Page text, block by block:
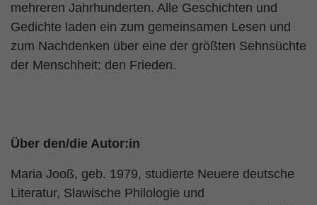
mehreren Jahrhunderten. Alle Geschichten und
Gedichte laden ein zum gemeinsamen Lesen und
zum Nachdenken über eine der größten Sehnsüchte
der Menschheit: den Frieden.
Über den/die Autor:in
Maria Jooß, geb. 1979, studierte Neuere deutsche
Literatur, Slawische Philologie und